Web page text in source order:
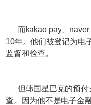
而kakao pay、naver
10年。他们被登记为电
监督和检查。
但韩国星巴克的预付
查。因为他不是电子金融